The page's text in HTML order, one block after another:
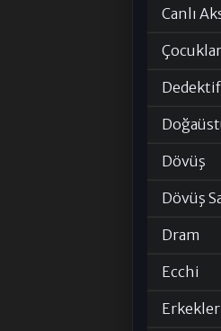
Canlı
Çocuklar
Dedektif
Dövüş
Dövüş
Dram
Ecchi